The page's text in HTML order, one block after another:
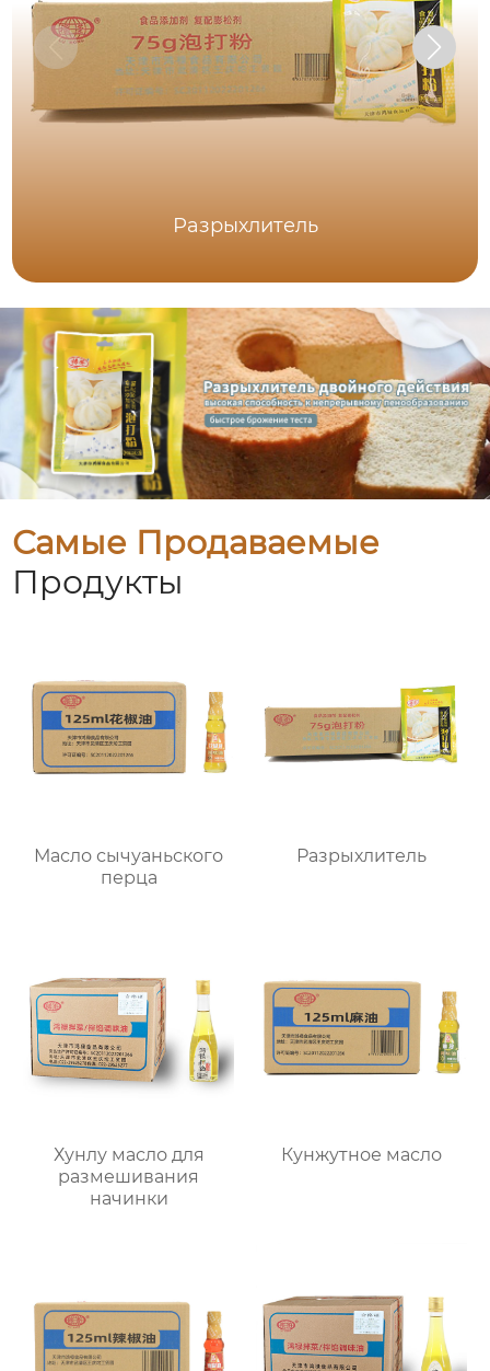
Разрыхлитель
Самые Продаваемые
Продукты
Масло сычуаньского
перца
Разрыхлитель
Хунлу масло для
размешивания
начинки
Кунжутное масло